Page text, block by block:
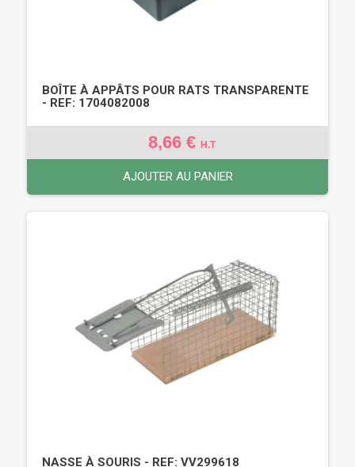
BOÎTE À APPÂTS POUR RATS TRANSPARENTE
- REF: 1704082008
8,66 € H.T
AJOUTER AU PANIER
NASSE À SOURIS - REF: VV299618